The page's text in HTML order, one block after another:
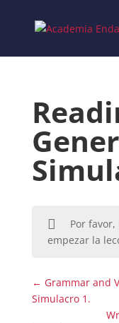
content
Por
empezar la
Grammar and
Simulacro 1.